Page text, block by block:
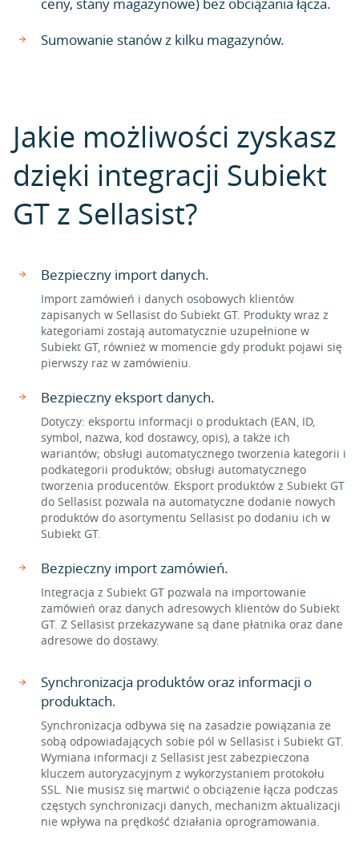
Sumowanie stanów z kilku magazynów.
Jakie możliwości zyskasz
dzięki integracji Subiekt
GT z Sellasist?
Bezpieczny import danych.
Import zamówień i danych osobowych klientów
zapisanych w Sellasist do Subiekt GT. Produkty wraz z
kategoriami zostają automatycznie uzupełnione w
Subiekt GT, również w momencie gdy produkt pojawi się
pierwszy raz w zamówieniu.
Bezpieczny eksport danych.
Dotyczy: eksportu informacji o produktach (EAN, ID,
symbol, nazwa, kod dostawcy, opis), a także ich
wariantów; obsługi automatycznego tworzenia kategorii i
podkategorii produktów; obsługi automatycznego
tworzenia producentów. Eksport produktów z Subiekt GT
do Sellasist pozwala na automatyczne dodanie nowych
produktów do asortymentu Sellasist po dodaniu ich w
Subiekt GT.
Bezpieczny import zamówień.
Integracja z Subiekt GT pozwala na importowanie
zamówień oraz danych adresowych klientów do Subiekt
GT. Z Sellasist przekazywane są dane płatnika oraz dane
adresowe do dostawy.
Synchronizacja produktów oraz informacji o
produktach.
Synchronizacja odbywa się na zasadzie powiązania ze
sobą odpowiadających sobie pól w Sellasist i Subiekt GT.
Wymiana informacji z Sellasist jest zabezpieczona
kluczem autoryzacyjnym z wykorzystaniem protokołu
SSL. Nie musisz się martwić o obciążenie łącza podczas
częstych synchronizacji danych, mechanizm aktualizacji
nie wpływa na prędkość działania oprogramowania.